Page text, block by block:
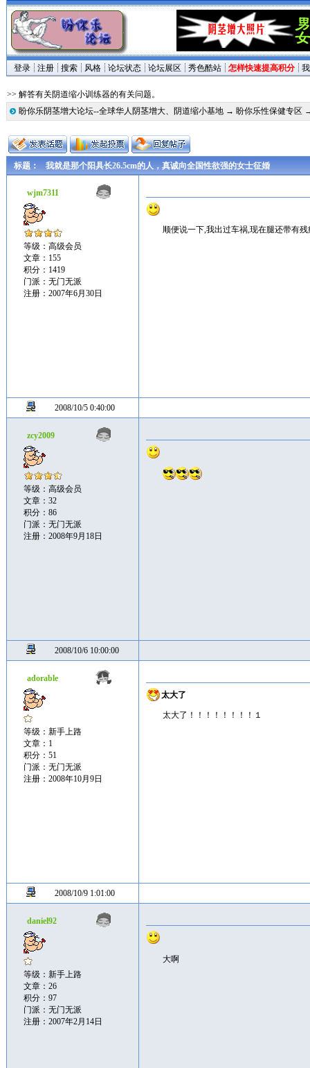
登录 注册 搜索 风格 论坛状态 论坛展区 秀色酷站 怎样快速提高积分
>> 解答有关阴道缩小训练器的有关问题。
盼你乐阴茎增大论坛--全球华人阴茎增大、阴道缩小基地→ 盼你乐性保健专区
标题： 我就是那个阳具长26.5cm的人，真诚向全国性欲强的女士征婚
wjm7311
等级：高级会员
文章：155
积分：1419
门派：无门无派
注册：2007年6月30日
顺便说一下,我出过车祸,现在腿还带有
2008/10/5 0:40:00
zcy2009
等级：高级会员
文章：32
积分：86
门派：无门无派
注册：2008年9月18日
2008/10/6 10:00:00
adorable
等级：新手上路
文章：1
积分：51
门派：无门无派
注册：2008年10月9日
太大了
太大了！！！！！！！！１
2008/10/9 1:01:00
daniel92
等级：新手上路
文章：26
积分：97
门派：无门无派
注册：2007年2月14日
大啊